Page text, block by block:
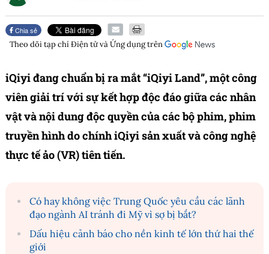
Chia sẻ
Theo dõi tạp chíĐiện tử và Ứng dụngtrên
iQiyi đang chuẩn bị ra mắt “iQiyi Land”, một công
viên giải trí với sự kết hợp độc đáo giữa các nhân
vật và nội dung độc quyền của các bộ phim, phim
truyền hình do chính iQiyi sản xuất và công nghệ
thực tế ảo (VR) tiên tiến.
Có hay không việc Trung Quốc yêu cầu các lãnh
đạo ngành AI tránh đi Mỹ vì sợ bị bắt?
Dấu hiệu cảnh báo cho nền kinh tế lớn thứ hai thế
giới